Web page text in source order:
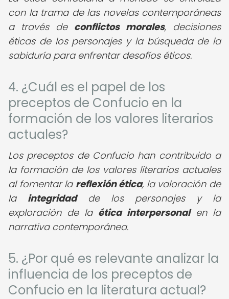
con la trama de las novelas contemporáneas
a través de conflictos morales, decisiones
éticas de los personajes y la búsqueda de la
sabiduría para enfrentar desafíos éticos.
4. ¿Cuál es el papel de los
preceptos de Confucio en la
formación de los valores literarios
actuales?
Los preceptos de Confucio han contribuido a
la formación de los valores literarios actuales
al fomentar la reflexión ética, la valoración de
la integridadde los personajes y la
exploración de la ética interpersonalen la
narrativa contemporánea.
5. ¿Por qué es relevante analizar la
influencia de los preceptos de
Confucio en la literatura actual?